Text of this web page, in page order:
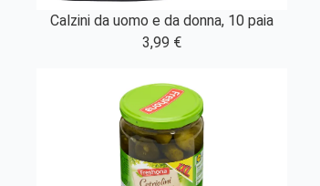
Calzini da uomo e da donna, 10 paia
3,99 €